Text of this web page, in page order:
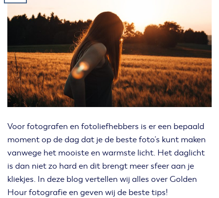
Voor fotografen en fotoliefhebbers is er een bepaald
moment op de dag dat je de beste foto’s kunt maken
vanwege het mooiste en warmste licht. Het daglicht
is dan niet zo hard en dit brengt meer sfeer aan je
kliekjes. In deze blog vertellen wij alles over Golden
Hour fotografie en geven wij de beste tips!